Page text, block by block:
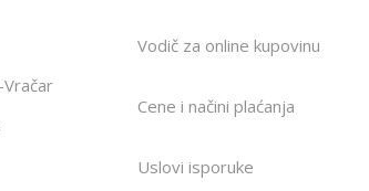
Vodič za online kupovinu
Cene i načini plaćanja
Uslovi isporuke